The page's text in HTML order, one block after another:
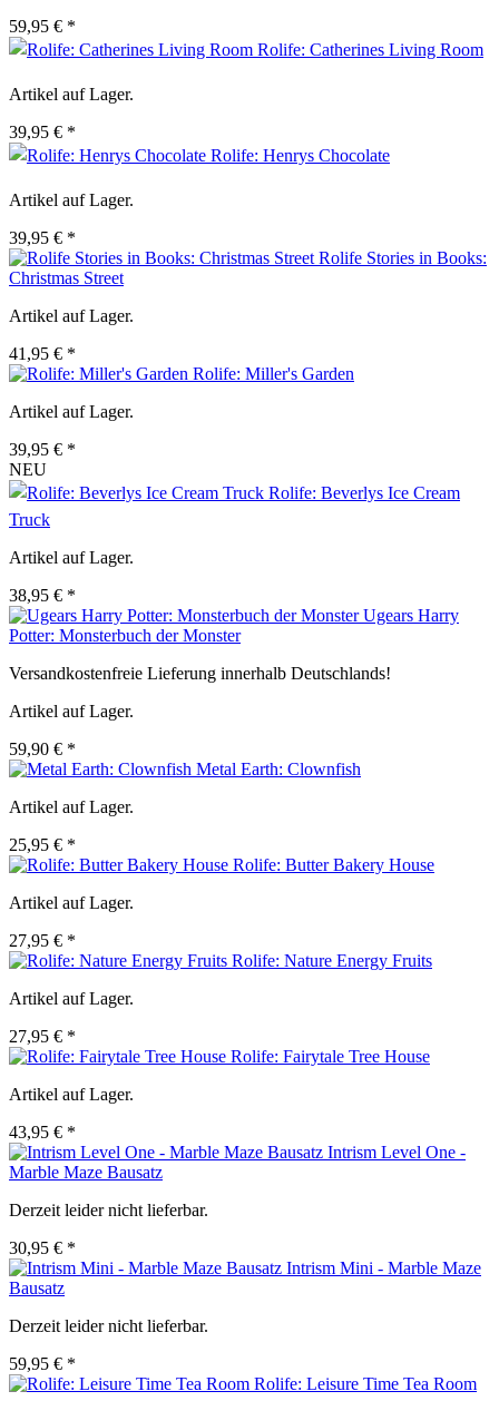
59,95 € *
Rolife: Catherines Living Room
Artikel auf Lager.
39,95 € *
Rolife: Henrys Chocolate
Artikel auf Lager.
39,95 € *
Rolife Stories in Books:
Christmas Street
Artikel auf Lager.
41,95 € *
Rolife: Miller's Garden
Artikel auf Lager.
39,95 € *
NEU
Rolife: Beverlys Ice Cream
Truck
Artikel auf Lager.
38,95 € *
Ugears Harry
Potter: Monsterbuch der Monster
Versandkostenfreie Lieferung innerhalb Deutschlands!
Artikel auf Lager.
59,90 € *
Metal Earth: Clownfish
Artikel auf Lager.
25,95 € *
Rolife: Butter Bakery House
Artikel auf Lager.
27,95 € *
Rolife: Nature Energy Fruits
Artikel auf Lager.
27,95 € *
Rolife: Fairytale Tree House
Artikel auf Lager.
43,95 € *
Intrism Level One -
Marble Maze Bausatz
Derzeit leider nicht lieferbar.
30,95 € *
Intrism Mini - Marble Maze
Bausatz
Derzeit leider nicht lieferbar.
59,95 € *
Rolife: Leisure Time Tea Room